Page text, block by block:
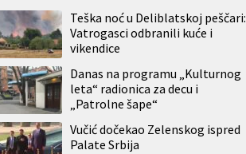
Teška noć u Deliblatskoj peščari:
Vatrogasci odbranili kuće i
vikendice
Danas na programu „Kulturnog
leta“ radionica za decu i
„Patrolne šape“
Vučić dočekao Zelenskog ispred
Palate Srbija